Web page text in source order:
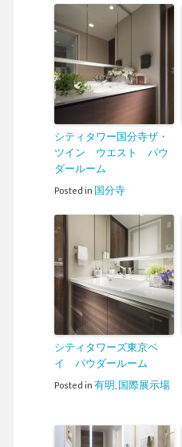
シティタワー国分寺ザ・
ツイン ウエスト パウ
ダールーム
Posted in 国分寺
シティタワーズ東京ベ
イ パウダールーム
Posted in 有明 国際展示場